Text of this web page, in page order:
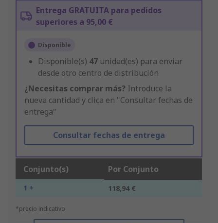
Entrega GRATUITA para pedidos
superiores a 95,00 €
Disponible
Disponible(s) 47 unidad(es) para enviar
desde otro centro de distribución
¿Necesitas comprar más? Introduce la
nueva cantidad y clica en "Consultar fechas de
entrega"
Consultar fechas de entrega
Conjunto(s) Por Conjunto
1 + 118,94 €
*precio indicativo